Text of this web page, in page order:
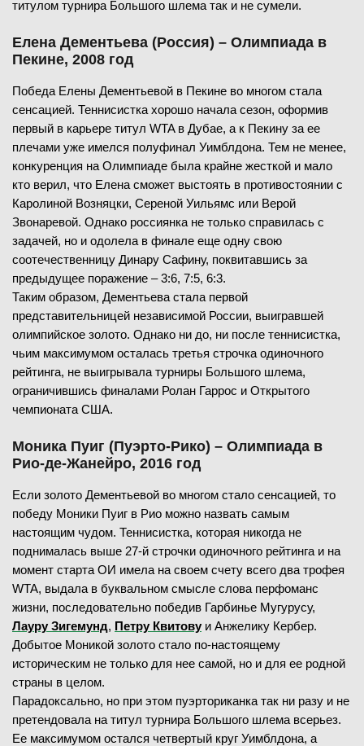
титулом турнира Большого шлема так и не сумели.
Елена Дементьева (Россия) – Олимпиада в
Пекине, 2008 год
Победа Елены Дементьевой в Пекине во многом стала
сенсацией. Теннисистка хорошо начала сезон, оформив
первый в карьере титул WTA в Дубае, а к Пекину за ее
плечами уже имелся полуфинал Уимблдона. Тем не менее,
конкуренция на Олимпиаде была крайне жесткой и мало
кто верил, что Елена сможет выстоять в противостоянии с
Каролиной Возняцки, Сереной Уильямс или Верой
Звонаревой. Однако россиянка не только справилась с
задачей, но и одолела в финале еще одну свою
соотечественницу Динару Сафину, поквитавшись за
предыдущее поражение – 3:6, 7:5, 6:3.
Таким образом, Дементьева стала первой
представительницей независимой России, выигравшей
олимпийское золото. Однако ни до, ни после теннисистка,
чьим максимумом осталась третья строчка одиночного
рейтинга, не выигрывала турниры Большого шлема,
ограничившись финалами Ролан Гаррос и Открытого
чемпионата США.
Моника Пуиг (Пуэрто-Рико) – Олимпиада в
Рио-де-Жанейро, 2016 год
Если золото Дементьевой во многом стало сенсацией, то
победу Моники Пуиг в Рио можно назвать самым
настоящим чудом. Теннисистка, которая никогда не
поднималась выше 27-й строчки одиночного рейтинга и на
момент старта ОИ имела на своем счету всего два трофея
WTA, выдала в буквальном смысле слова перфоманс
жизни, последовательно победив Гарбинье Мугурусу,
Лауру Зигемунд, Петру Квитову и Анжелику Кербер.
Добытое Моникой золото стало по-настоящему
историческим не только для нее самой, но и для ее родной
страны в целом.
Парадоксально, но при этом пуэрториканка так ни разу и не
претендовала на титул турнира Большого шлема всерьез.
Ее максимумом остался четвертый круг Уимблдона, а